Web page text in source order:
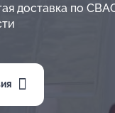
доставка по